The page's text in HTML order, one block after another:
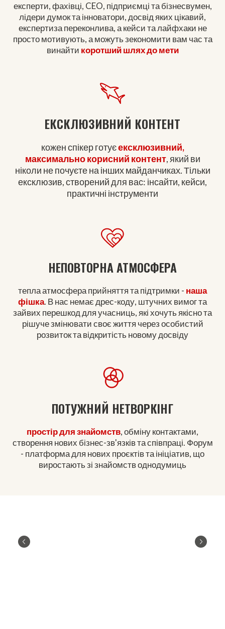
експерти, фахівці, CEO, підприємці та бізнесвумен,
лідери думок та інноватори, досвід яких цікавий,
експертиза переконлива, а кейси та лайфхаки не
просто мотивують, а можуть зекономити вам час та
винайти коротший шлях до мети
ЕКСКЛЮЗИВНИЙ КОНТЕНТ
кожен спікер готуєексклюзивний,
максимально корисний контент, який ви
ніколи не почуєте на інших майданчиках. Тільки
ексклюзив, створений для вас: інсайти, кейси,
практичні інструменти
НЕПОВТОРНА АТМОСФЕРА
тепла атмосфера прийняття та підтримки - наша
фішка. В нас немає дрес-коду, штучних вимог та
зайвих перешкод для учасниць, які хочуть якісно та
рішуче змінювати своє життя через особистий
розвиток та відкритість новому досвіду
ПОТУЖНИЙ НЕТВОРКІНГ
простір для знайомств, обміну контактами,
створення нових бізнес-зв'язків та співпраці. Форум
- платформа для нових проєктів та ініціатив, що
виростають зі знайомств однодумиць